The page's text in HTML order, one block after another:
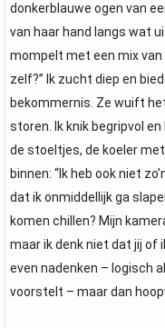
donkerblauwe ogen van
van haar hand langs wat
mompelt met een mix
zelf?” Ik zucht diep en
bekommernis. Ze wuift
storen. Ik knik begripvol
de stoeltjes, de koeler
binnen: “Ik heb ook niet
dat ik onmiddellijk ga
komen chillen? Mijn
maar ik denk niet dat jij of
even nadenken – logisch
voorstelt – maar dan